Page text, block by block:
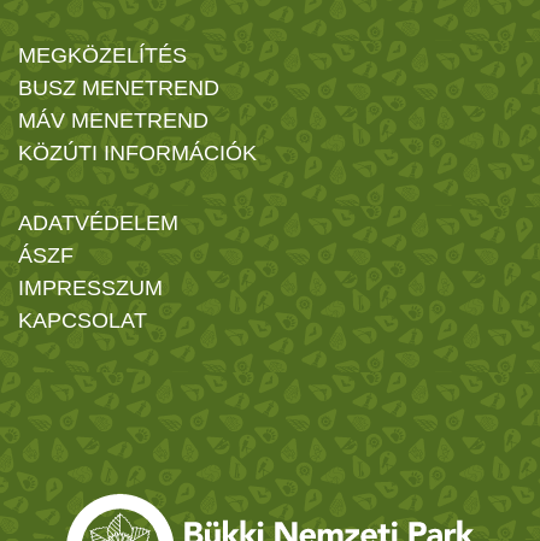
MEGKÖZELÍTÉS
BUSZ MENETREND
MÁV MENETREND
KÖZÚTI INFORMÁCIÓK
ADATVÉDELEM
ÁSZF
IMPRESSZUM
KAPCSOLAT